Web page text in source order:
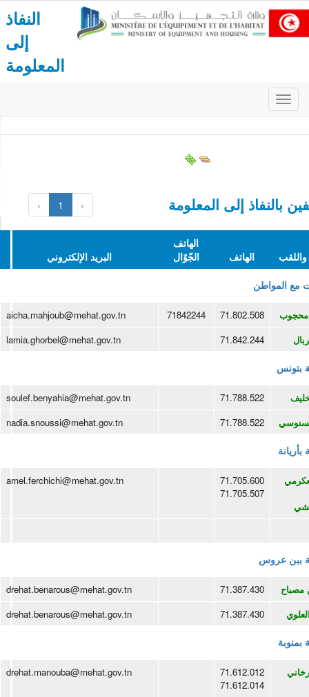
النفاذ
إلى
المعلومة
Menu
de
بالنفاذ إلى المعلومة ‹ 1 ›
الهاتف
الهاتف
الجّوّال
البريد الإلكتروني
مع المواطن
محجوب 71.802.508
71842244
aicha.mahjoub@mehat.gov.tn
71.842.244
lamia.ghorbel@mehat.gov.tn
بتونس
71.788.522
soulef.benyahia@mehat.gov.tn
71.788.522
nadia.snoussi@mehat.gov.tn
بأريانة
71.705.600
71.705.507
amel.ferchichi@mehat.gov.tn
ببن عروس
مصباح 71.387.430
drehat.benarous@mehat.gov.tn
71.387.430
drehat.benarous@mehat.gov.tn
بمنوبة
71.612.012
71.612.014
drehat.manouba@mehat.gov.tn